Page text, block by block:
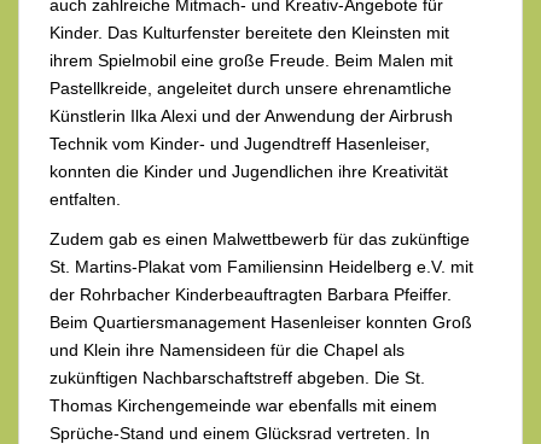
auch zahlreiche Mitmach- und Kreativ-Angebote für
Kinder. Das Kulturfenster bereitete den Kleinsten mit
ihrem Spielmobil eine große Freude. Beim Malen mit
Pastellkreide, angeleitet durch unsere ehrenamtliche
Künstlerin Ilka Alexi und der Anwendung der Airbrush
Technik vom Kinder- und Jugendtreff Hasenleiser,
konnten die Kinder und Jugendlichen ihre Kreativität
entfalten.
Zudem gab es einen Malwettbewerb für das zukünftige
St. Martins-Plakat vom Familiensinn Heidelberg e.V. mit
der Rohrbacher Kinderbeauftragten Barbara Pfeiffer.
Beim Quartiersmanagement Hasenleiser konnten Groß
und Klein ihre Namensideen für die Chapel als
zukünftigen Nachbarschaftstreff abgeben. Die St.
Thomas Kirchengemeinde war ebenfalls mit einem
Sprüche-Stand und einem Glücksrad vertreten. In